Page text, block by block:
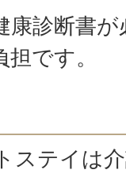
康診断書
です。
ステイは